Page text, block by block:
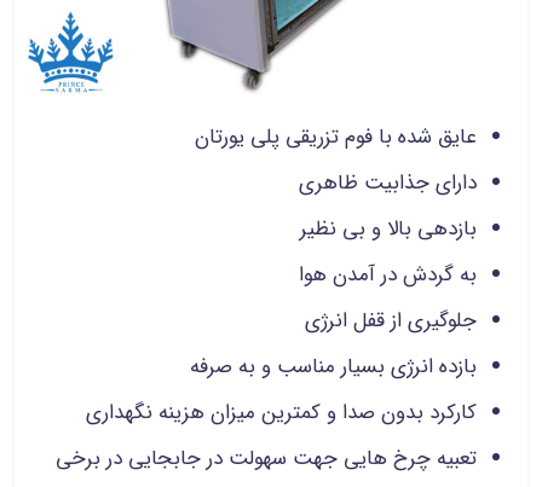
عایق شده با فوم تزریقی پلی یورتان
دارای جذابیت ظاهری
بازدهی بالا و بی نظیر
به گردش در آمدن هوا
جلوگیری از قفل انرژی
بازده انرژی بسیار مناسب و به صرفه
کارکرد بدون صدا و کمترین میزان هزینه نگهداری
تعبیه چرخ هایی جهت سهولت در جابجایی در برخی